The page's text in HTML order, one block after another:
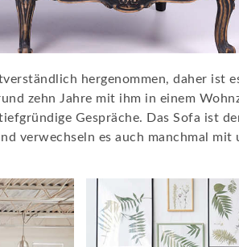
hergenommen, daher ist
zehn Jahre mit ihm in einem
Gespräche. Das Sofa ist
verwechseln es auch manchmal mit